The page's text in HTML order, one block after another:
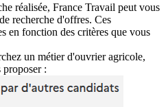
réalisée, France Travail peut vous
recherche d'offres. Ces
en fonction des critères que vous
un métier d'ouvrier agricole,
: